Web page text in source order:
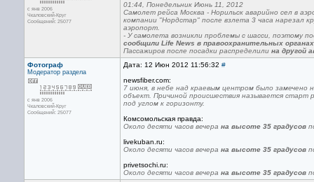
с янв 2006
Чкаловский-Круг
Сообщений: 25077
01:44, Понедельник Июнь 11, 2012
Самолет рейса Москва - Норильск аварийно сел в
компании "Нордстар" после взлета 3 часа нарезал
аэропорт.
- У самолета возникли проблемы с шасси, поэтому
сообщили Life News в правоохранительных
Пассажиров после посадки распределили на другой
Фотограф
Модератор раздела
с янв 2006
Чкаловский-Круг
Сообщений: 25077
Дата: 12 Июн 2012 11:56:32 #
newsfiber.com:
7 июня, в небе над краевым центром было
объект. Причиной происшествия называется старт
под углом к горизонту.
Комсомольская правда:
Около десяти часов вечера на высоте 35 градусов
livekuban.ru:
Около десяти часов вечера на высоте 35 градусов
privetsochi.ru:
Около десяти часов вечера на высоте 35 градусов